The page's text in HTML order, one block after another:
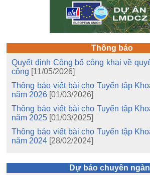
Thông báo
Quyết định Công bố công khai về
công [11/05/2026]
Thông báo viết bài cho Tuyển tập
năm 2026 [01/03/2026]
Thông báo viết bài cho Tuyển tập
năm 2025 [01/03/2025]
Thông báo viết bài cho Tuyển tập
năm 2024 [28/02/2024]
Dự báo chuyên